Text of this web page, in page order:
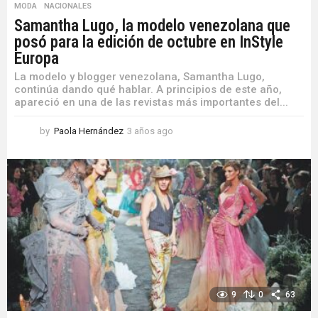
MODA ,NACIONALES
Samantha Lugo, la modelo venezolana que
posó para la edición de octubre en InStyle
Europa
La modelo y blogger venezolana, Samantha Lugo,
continúa dando qué hablar. A principios de este año,
apareció en una de las revistas más importantes del...
by Paola Hernández 3 años ago
ñ
o
s
a
g
o
9 0 63